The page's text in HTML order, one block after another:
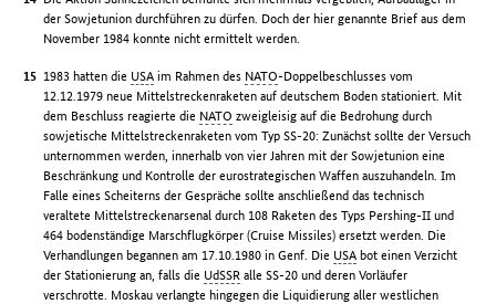
der Sowjetunion durchführen zu dürfen. Doch der hier genannte Brief aus dem
November 1984 konnte nicht ermittelt werden.
1983 hatten die USA im Rahmen des NATO-Doppelbeschlusses vom
12.12.1979 neue Mittelstreckenraketen auf deutschem Boden stationiert. Mit
dem Beschluss reagierte die NATO zweigleisig auf die Bedrohung durch
sowjetische Mittelstreckenraketen vom Typ SS-20: Zunächst sollte der Versuch
unternommen werden, innerhalb von vier Jahren mit der Sowjetunion eine
Beschränkung und Kontrolle der eurostrategischen Waffen auszuhandeln. Im
Falle eines Scheiterns der Gespräche sollte anschließend das technisch
veraltete Mittelstreckenarsenal durch 108 Raketen des Typs Pershing-II und
464 bodenständige Marschflugkörper (Cruise Missiles) ersetzt werden. Die
Verhandlungen begannen am 17.10.1980 in Genf. Die USA bot einen Verzicht
der Stationierung an, falls die UdSSR alle SS-20 und deren Vorläufer
verschrotte. Moskau verlangte hingegen die Liquidierung aller westlichen